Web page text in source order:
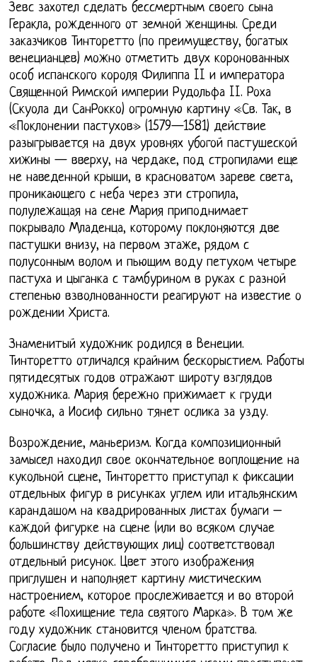
Зевс захотел сделать бессмертным своего сына
Геракла, рожденного от земной женщины. Среди
заказчиков Тинторетто (по преимуществу, богатых
венецианцев) можно отметить двух коронованных
особ испанского короля Филиппа II и императора
Священной Римской империи Рудольфа II. Роха
(Скуола ди СанРокко) огромную картину «Св. Так, в
«Поклонении пастухов» (1579—1581) действие
разыгрывается на двух уровнях убогой пастушеской
хижины — вверху, на чердаке, под стропилами еще
не наведенной крыши, в красноватом зареве света,
проникающего с неба через эти стропила,
полулежащая на сене Мария приподнимает
покрывало Младенца, которому поклоняются две
пастушки внизу, на первом этаже, рядом с
полусонным волом и пьющим воду петухом четыре
пастуха и цыганка с тамбурином в руках с разной
степенью взволнованности реагируют на известие о
рождении Христа.
Знаменитый художник родился в Венеции.
Тинторетто отличался крайним бескорыстием. Работы
пятидесятых годов отражают широту взглядов
художника. Мария бережно прижимает к груди
сыночка, а Иосиф сильно тянет ослика за узду.
Возрождение, маньеризм. Когда композиционный
замысел находил свое окончательное воплощение на
кукольной сцене, Тинторетто приступал к фиксации
отдельных фигур в рисунках углем или итальянским
карандашом на квадрированных листах бумаги –
каждой фигурке на сцене (или во всяком случае
большинству действующих лиц) соответствовал
отдельный рисунок. Цвет этого изображения
приглушен и наполняет картину мистическим
настроением, которое прослеживается и во второй
работе «Похищение тела святого Марка». В том же
году художник становится членом братства.
Согласие было получено и Тинторетто приступил к